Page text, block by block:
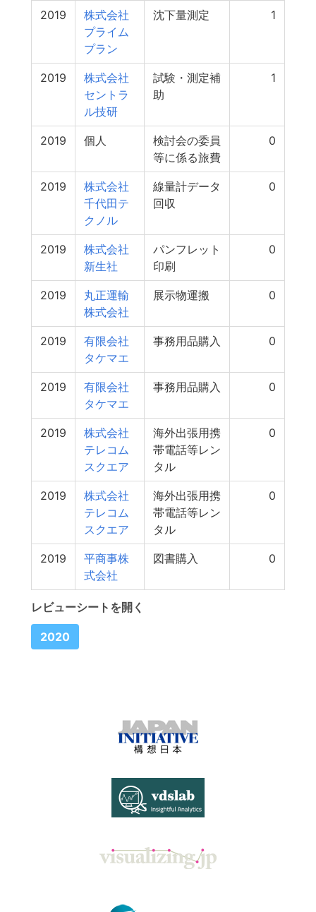
2019
株式会社
プライム
プラン
沈下量測定 1
2019
株式会社
セントラ
ル技研
試験・測定補
助
1
2019 個人
検討会の委員
等に係る旅費
0
2019
株式会社
千代田テ
クノル
線量計データ
回収
0
2019
株式会社
新生社
パンフレット
印刷
0
2019
丸正運輸
株式会社
展示物運搬 0
2019
有限会社
タケマエ
事務用品購入 0
2019
有限会社
タケマエ
事務用品購入 0
2019
株式会社
テレコム
スクエア
海外出張用携
帯電話等レン
タル
0
2019
株式会社
テレコム
スクエア
海外出張用携
帯電話等レン
タル
0
2019
平商事株
式会社
図書購入 0
レビューシートを開く
2020